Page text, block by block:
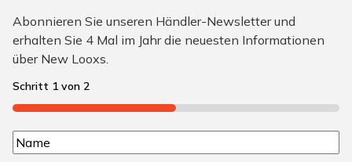
Abonnieren Sie unseren Händler-Newsletter und
erhalten Sie 4 Mal im Jahr die neuesten Informationen
über New Looxs.
Schritt 1 von 2
50%
N